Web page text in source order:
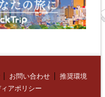
お問い合わせ
推奨環境
アポリシー